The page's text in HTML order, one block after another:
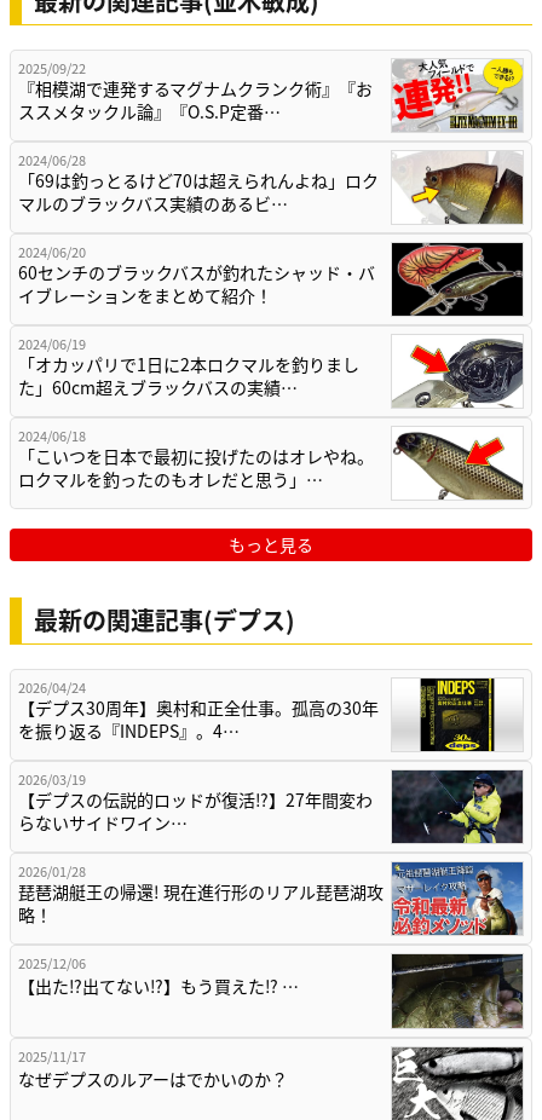
2025/09/22
『相模湖で連発するマグナムクランク術』『お
ススメタックル論』『O.S.P定番…
2024/06/28
「69は釣っとるけど70は超えられんよね」ロク
マルのブラックバス実績のあるビ…
2024/06/20
60センチのブラックバスが釣れたシャッド・バ
イブレーションをまとめて紹介！
2024/06/19
「オカッパリで1日に2本ロクマルを釣りまし
た」60cm超えブラックバスの実績…
2024/06/18
「こいつを日本で最初に投げたのはオレやね。
ロクマルを釣ったのもオレだと思う」…
もっと見る
最新の関連記事(デプス)
2026/04/24
【デプス30周年】奥村和正全仕事。孤高の30年
を振り返る『INDEPS』。4…
2026/03/19
【デプスの伝説的ロッドが復活⁉】27年間変わ
らないサイドワイン…
2026/01/28
琵琶湖艇王の帰還! 現在進行形のリアル琵琶湖攻
略！
2025/12/06
【出た⁉出てない⁉】もう買えた⁉ …
2025/11/17
なぜデプスのルアーはでかいのか？